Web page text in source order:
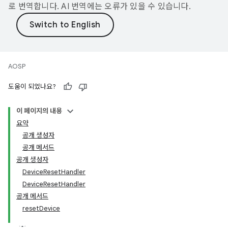
로 번역합니다. AI 번역에는 오류가 있을 수 있습니다.
AOSP
도움이 되었나요?
이 페이지의 내용
요약
공개 생성자
공개 메서드
공개 생성자
DeviceResetHandler
DeviceResetHandler
공개 메서드
resetDevice